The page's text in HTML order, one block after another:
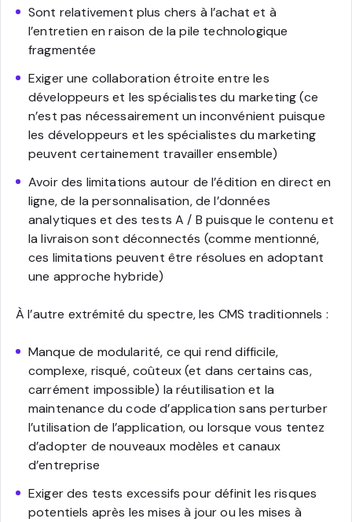
Sont relativement plus chers à l’achat et à
l’entretien en raison de la pile technologique
fragmentée
Exiger une collaboration étroite entre les
développeurs et les spécialistes du marketing (ce
n’est pas nécessairement un inconvénient puisque
les développeurs et les spécialistes du marketing
peuvent certainement travailler ensemble)
Avoir des limitations autour de l’édition en direct en
ligne, de la personnalisation, de l’données
analytiques et des tests A / B puisque le contenu et
la livraison sont déconnectés (comme mentionné,
ces limitations peuvent être résolues en adoptant
une approche hybride)
À l’autre extrémité du spectre, les CMS traditionnels :
Manque de modularité, ce qui rend difficile,
complexe, risqué, coûteux (et dans certains cas,
carrément impossible) la réutilisation et la
maintenance du code d’application sans perturber
l’utilisation de l’application, ou lorsque vous tentez
d’adopter de nouveaux modèles et canaux
d’entreprise
Exiger des tests excessifs pour définit les risques
potentiels après les mises à jour ou les mises à